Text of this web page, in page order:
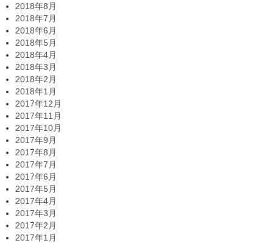
2018年8月
2018年7月
2018年6月
2018年5月
2018年4月
2018年3月
2018年2月
2018年1月
2017年12月
2017年11月
2017年10月
2017年9月
2017年8月
2017年7月
2017年6月
2017年5月
2017年4月
2017年3月
2017年2月
2017年1月